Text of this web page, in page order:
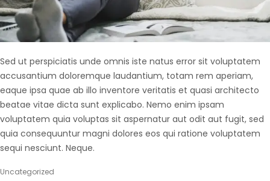
Sed ut perspiciatis unde omnis iste natus error sit voluptatem
accusantium doloremque laudantium, totam rem aperiam,
eaque ipsa quae ab illo inventore veritatis et quasi architecto
beatae vitae dicta sunt explicabo. Nemo enim ipsam
voluptatem quia voluptas sit aspernatur aut odit aut fugit, sed
quia consequuntur magni dolores eos qui ratione voluptatem
sequi nesciunt. Neque.
Uncategorized